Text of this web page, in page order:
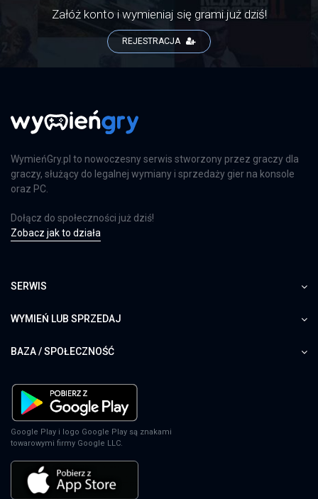
Załóż konto i wymieniaj się grami już dziś!
REJESTRACJA
WymieńGry.pl to nowoczesny serwis stworzony przez graczy dla
graczy, służący do legalnej wymiany i sprzedaży gier na konsole
oraz PC.
Dołącz do społeczności już dziś!
Zobacz jak to działa
SERWIS
WYMIEŃ LUB SPRZEDAJ
BAZA / SPOŁECZNOŚĆ
Google Play i logo Google Play są znakami
towarowymi firmy Google LLC.